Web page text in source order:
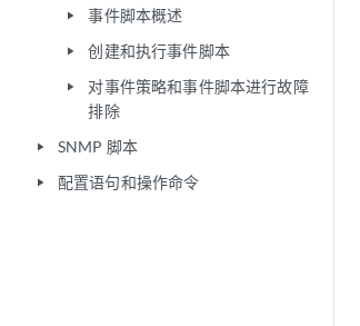
play_arrow 事件脚本概述
play_arrow 创建和执行事件脚本
play_arrow
对事件策略和事件脚本进行故障
排除
play_arrow SNMP 脚本
play_arrow 配置语句和操作命令